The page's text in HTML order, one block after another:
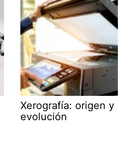
Xerografía: origen y
evolución